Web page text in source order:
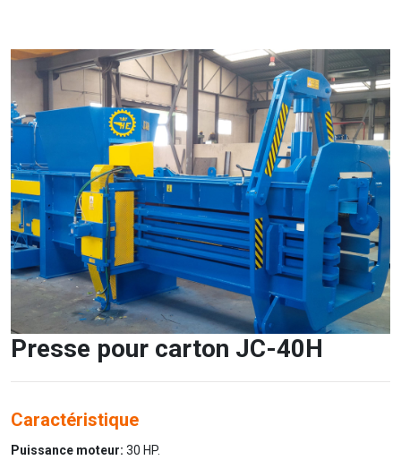
Presse pour carton JC-40H
Caractéristique
Puissance moteur: 30 HP.